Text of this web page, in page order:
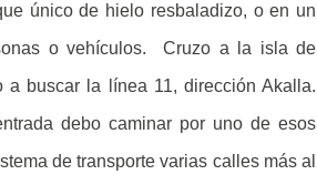
único de hielo resbaladizo, o en un
o vehículos. Cruzo a la isla de
buscar la línea 11, dirección Akalla.
debo caminar por uno de esos
de transporte varias calles más al